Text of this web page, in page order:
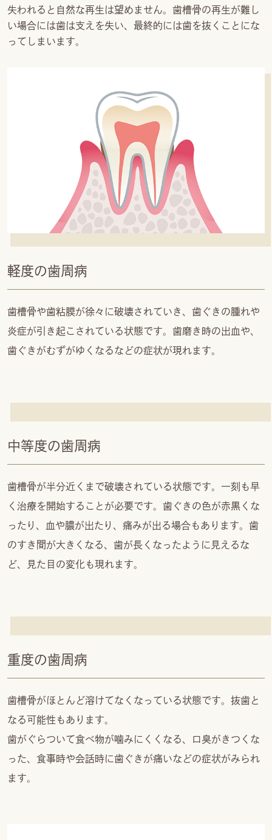
失われると自然な再生は望めません。歯槽骨の再生が難し
い場合には歯は支えを失い、最終的には歯を抜くことにな
ってしまいます。
軽度の歯周病
歯槽骨や歯粘膜が徐々に破壊されていき、歯ぐきの腫れや
炎症が引き起こされている状態です。歯磨き時の出血や、
歯ぐきがむずがゆくなるなどの症状が現れます。
中等度の歯周病
歯槽骨が半分近くまで破壊されている状態です。一刻も早
く治療を開始することが必要です。歯ぐきの色が赤黒くな
ったり、血や膿が出たり、痛みが出る場合もあります。歯
のすき間が大きくなる、歯が長くなったように見えるな
ど、見た目の変化も現れます。
重度の歯周病
歯槽骨がほとんど溶けてなくなっている状態です。抜歯と
なる可能性もあります。
歯がぐらついて食べ物が噛みにくくなる、口臭がきつくな
った、食事時や会話時に歯ぐきが痛いなどの症状がみられ
ます。